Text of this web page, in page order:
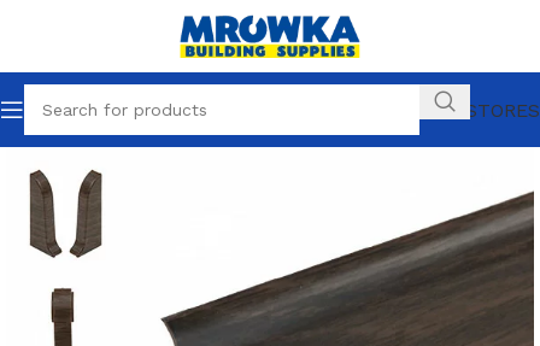
OUR STORES